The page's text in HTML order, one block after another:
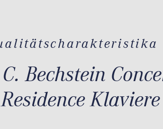
Bechstein
Klaviere